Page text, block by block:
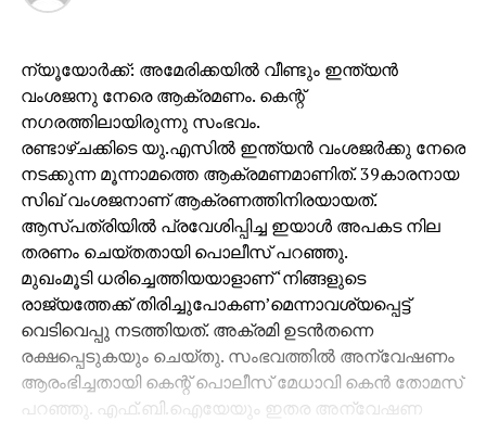
ന്യൂയോര്‍ക്ക്: അമേരിക്കയില്‍ വീണ്ടും ഇന്ത്യന്‍
വംശജനു നേരെ ആക്രമണം. കെന്റ്
നഗരത്തിലായിരുന്നു സംഭവം.
രണ്ടാഴ്ചക്കിടെ യു.എസില്‍ ഇന്ത്യന്‍ വംശജര്‍ക്കു നേരെ
നടക്കുന്ന മൂന്നാമത്തെ ആക്രമണമാണിത്. 39കാരനായ
സിഖ് വംശജനാണ് ആക്രണത്തിനിരയായത്.
ആസ്പത്രിയില്‍ പ്രവേശിപ്പിച്ച ഇയാള്‍ അപകട നില
തരണം ചെയ്തതായി പൊലീസ് പറഞ്ഞു.
മുഖംമൂടി ധരിച്ചെത്തിയയാളാണ് ‘നിങ്ങളുടെ
രാജ്യത്തേക്ക് തിരിച്ചുപോകണ’മെന്നാവശ്യപ്പെട്ട്
വെടിവെപ്പു നടത്തിയത്. അക്രമി ഉടന്‍തന്നെ
രക്ഷപ്പെടുകയും ചെയ്തു. സംഭവത്തില്‍ അന്വേഷണം
ആരംഭിച്ചതായി കെന്റ് പൊലീസ് മേധാവി കെന്‍ തോമസ്
പറഞ്ഞു. എഫ്.ബി.ഐയേയും ഇതര അന്വേഷണ